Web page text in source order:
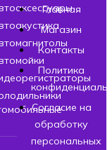
Главная
Магазин
Контакты
Политика
Согласие на
обработку
персональных